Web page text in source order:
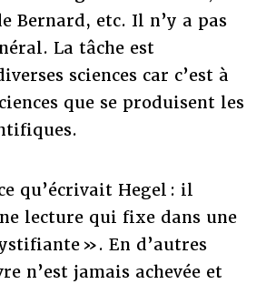
Bernard, etc. Il n’y a pas
La tâche est
sciences car c’est à
que se produisent les
qu’écrivait Hegel : il
lecture qui fixe dans une
». En d’autres
n’est jamais achevée et